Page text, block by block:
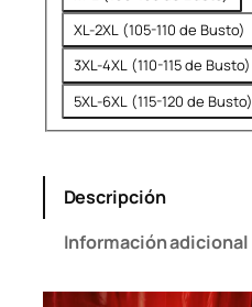
9
.
XL-2XL (105-110 de Busto)
3XL-4XL (110-115 de Busto)
5XL-6XL (115-120 de Busto)
Descripción
Información adicional